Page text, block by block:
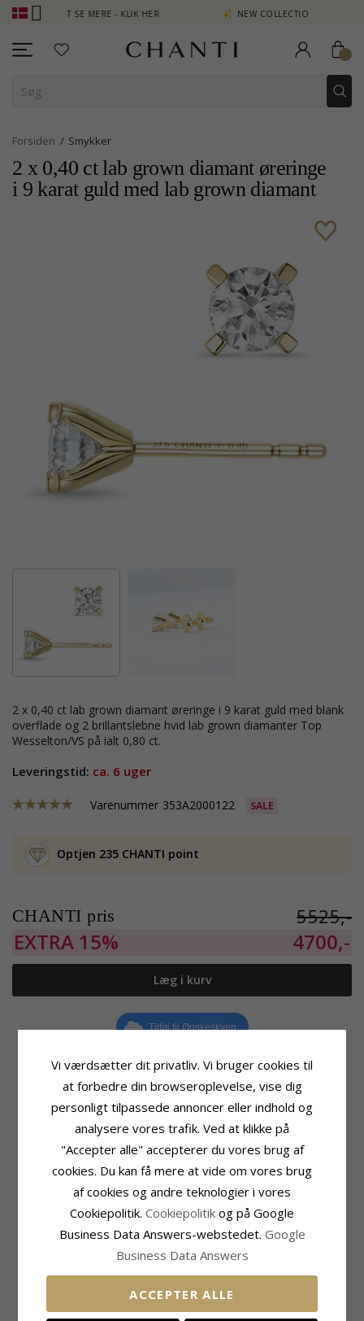
SE MERE - KLIK HER NEW COLLECTION | AURA
Forsiden Smykker
2 x 0,40 ct lab grown diamant øreringe
i 9 karat guld med lab grown diamant
2 x 0,40 ct lab grown diamant øreringe i 9 karat guld med blank
overflade og 2 brillantslebne hvid lab grown diamanter Top
Wesselton/VS på ialt 0,80 ct.
Leveringstid: ca. 6 uger
Varenummer 353A2000122 SALE
Optjen 235 CHANTI point
CHANTI pris 5525,-
EXTRA 15% 4700,-
Læg i kurv
Tilføj til Ønskeskyen
Produktinformation
2 X 0,40 Ct
Lab Grown Diamant
Øreringe:Øreringe
Ædelmetal: 9 Karat Guld
Overflade:Blank
Sten
Antal:
Brillantsleben
Farve: Hvid
Sten:Lab Grown Diamant
Diamant Farve: Top Wesselton
Diamant Klarhed:
Carat: 0,80
Ca. 6 Uger
NYLIGT VISTE PRODUKTER
Vi værdsætter dit privatliv. Vi bruger cookies til
at forbedre din browseroplevelse, vise dig
personligt tilpassede annoncer eller indhold og
analysere vores trafik. Ved at klikke på
"Accepter alle" accepterer du vores brug af
cookies. Du kan få mere at vide om vores brug
af cookies og andre teknologier i vores
Cookiepolitik. Cookiepolitik og på Google
Business Data Answers-webstedet. Google
Business Data Answers
ACCEPTER ALLE